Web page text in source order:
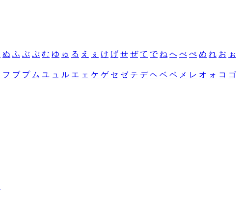
ぬ ふ ぶ ぷ む ゆ ゅ る え ぇ け げ せ ぜ て で ね へ べ ぺ め れ お ぉ
フ ブ プ ム ユ ュ ル エ ェ ケ ゲ セ ゼ テ デ ヘ ベ ペ メ レ オ ォ コ ゴ